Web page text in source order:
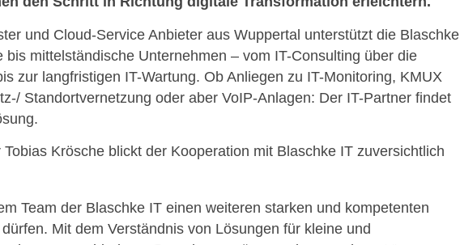
und Cloud-Service Anbieter aus Wuppertal unterstützt die Blaschke
bis mittelständische Unternehmen – vom IT-Consulting über die
zur langfristigen IT-Wartung. Ob Anliegen zu IT-Monitoring, KMUX
Standortvernetzung oder aber VoIP-Anlagen: Der IT-Partner findet
Krösche blickt der Kooperation mit Blaschke IT zuversichtlich
Team der Blaschke IT einen weiteren starken und kompetenten
Mit dem Verständnis von Lösungen für kleine und